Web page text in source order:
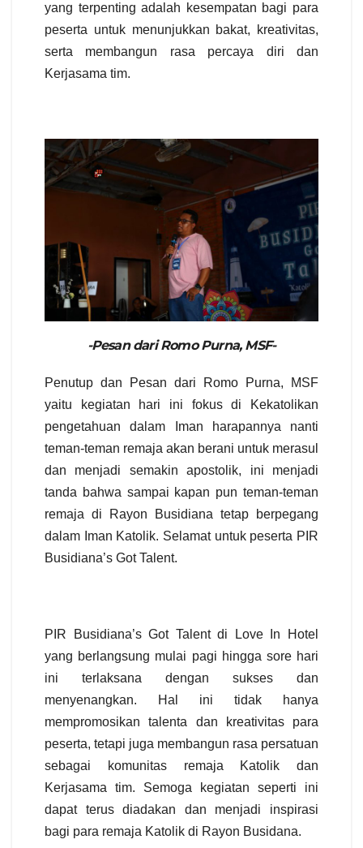
yang terpenting adalah kesempatan bagi para
peserta untuk menunjukkan bakat, kreativitas,
serta membangun rasa percaya diri dan
Kerjasama tim.
-Pesan dari Romo Purna, MSF-
Penutup dan Pesan dari Romo Purna, MSF
yaitu kegiatan hari ini fokus di Kekatolikan
pengetahuan dalam Iman harapannya nanti
teman-teman remaja akan berani untuk merasul
dan menjadi semakin apostolik, ini menjadi
tanda bahwa sampai kapan pun teman-teman
remaja di Rayon Busidiana tetap berpegang
dalam Iman Katolik. Selamat untuk peserta PIR
Busidiana’s Got Talent.
PIR Busidiana’s Got Talent di Love In Hotel
yang berlangsung mulai pagi hingga sore hari
ini terlaksana dengan sukses dan
menyenangkan. Hal ini tidak hanya
mempromosikan talenta dan kreativitas para
peserta, tetapi juga membangun rasa persatuan
sebagai komunitas remaja Katolik dan
Kerjasama tim. Semoga kegiatan seperti ini
dapat terus diadakan dan menjadi inspirasi
bagi para remaja Katolik di Rayon Busidana.